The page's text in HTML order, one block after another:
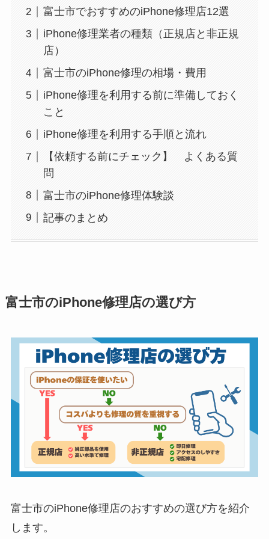
富士市でおすすめのiPhone修理店12選
iPhone修理業者の種類（正規店と非正規
店）
富士市のiPhone修理の相場・費用
iPhone修理を利用する前に準備しておく
こと
iPhone修理を利用する手順と流れ
【依頼する前にチェック】 よくある質
問
富士市のiPhone修理体験談
記事のまとめ
富士市のiPhone修理店の選び方
富士市のiPhone修理店のおすすめの選び方を紹介
します。